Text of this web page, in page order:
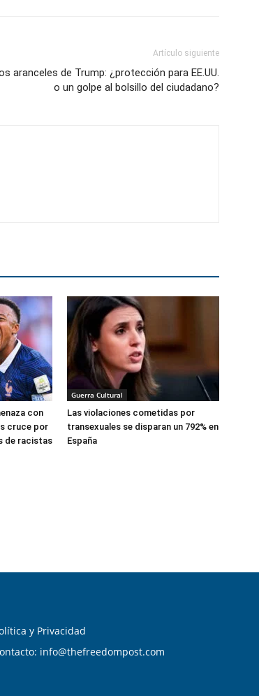
Artículo siguiente
aranceles de Trump: ¿protección para EE.UU.
o un golpe al bolsillo del ciudadano?
con
cruce por
de racistas
Guerra Cultural
Las violaciones cometidas por
transexuales se disparan un 792% en
España
y Privacidad
info@thefreedompost.com